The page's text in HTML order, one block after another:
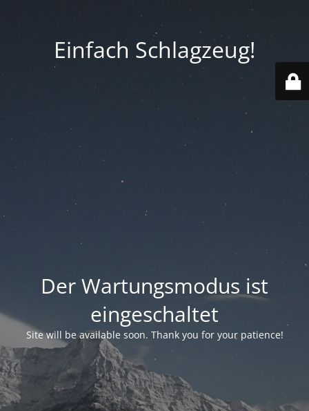
Einfach Schlagzeug!
Der Wartungsmodus ist
eingeschaltet
Site will be available soon. Thank you for your patience!